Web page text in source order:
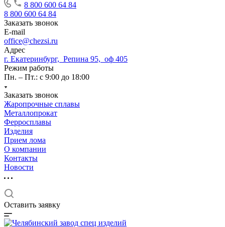
8 800 600 64 84
8 800 600 64 84
Заказать звонок
E-mail
office@chezsi.ru
Адрес
г. Екатеринбург, Репина 95, оф 405
Режим работы
Пн. – Пт.: с 9:00 до 18:00
Заказать звонок
Жаропрочные сплавы
Металлопрокат
Ферросплавы
Изделия
Прием лома
О компании
Контакты
Новости
Оставить заявку